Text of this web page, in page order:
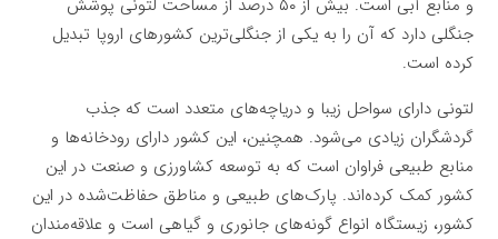
و منابع آبی است. بیش از ۵۰ درصد از مساحت لتونی پوشش
جنگلی دارد که آن را به یکی از جنگلی‌ترین کشورهای اروپا تبدیل
کرده است.
لتونی دارای سواحل زیبا و دریاچه‌های متعدد است که جذب
گردشگران زیادی می‌شود. همچنین، این کشور دارای رودخانه‌ها و
منابع طبیعی فراوان است که به توسعه کشاورزی و صنعت در این
کشور کمک کرده‌اند. پارک‌های طبیعی و مناطق حفاظت‌شده در این
کشور، زیستگاه انواع گونه‌های جانوری و گیاهی است و علاقه‌مندان